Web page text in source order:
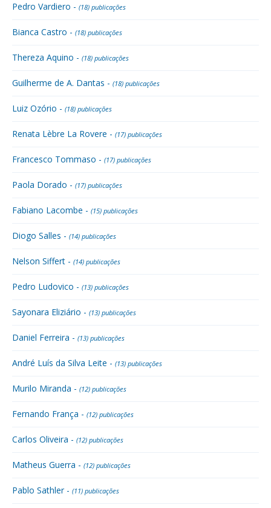
Pedro Vardiero - (18) publicações
Bianca Castro - (18) publicações
Thereza Aquino - (18) publicações
Guilherme de A. Dantas - (18) publicações
Luiz Ozório - (18) publicações
Renata Lèbre La Rovere - (17) publicações
Francesco Tommaso - (17) publicações
Paola Dorado - (17) publicações
Fabiano Lacombe - (15) publicações
Diogo Salles - (14) publicações
Nelson Siffert - (14) publicações
Pedro Ludovico - (13) publicações
Sayonara Eliziário - (13) publicações
Daniel Ferreira - (13) publicações
André Luís da Silva Leite - (13) publicações
Murilo Miranda - (12) publicações
Fernando França - (12) publicações
Carlos Oliveira - (12) publicações
Matheus Guerra - (12) publicações
Pablo Sathler - (11) publicações